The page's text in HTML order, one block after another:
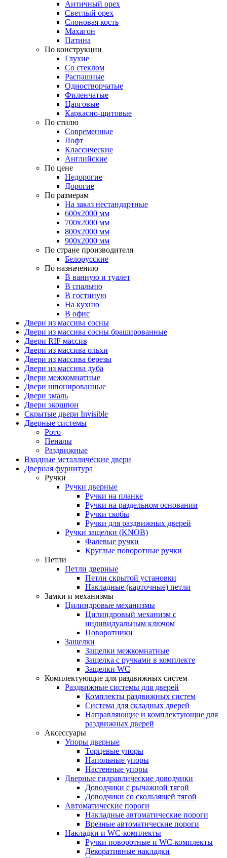
Античный орех
Светлый орех
Слоновая кость
Махагон
Патина
По конструкции
Глухие
Со стеклом
Распашные
Одностворчатые
Филенчатые
Царговые
Каркасно-щитовые
По стилю
Современные
Лофт
Классические
Английские
По цене
Недорогие
Дорогие
По размерам
На заказ нестандартные
600х2000 мм
700х2000 мм
800х2000 мм
900х2000 мм
По стране производителя
Белорусские
По назначению
В ванную и туалет
В спальню
В гостиную
На кухню
В офис
Двери из массива сосны
Двери из массива сосны брашированные
Двери RIF массив
Двери из массива ольхи
Двери из массива березы
Двери из массива дуба
Двери межкомнатные
Двери шпонированные
Двери эмаль
Двери экошпон
Скрытые двери Invisible
Дверные системы
Рото
Пеналы
Раздвижные
Входные металлические двери
Дверная фурнитура
Ручки
Ручки дверные
Ручки на планке
Ручки на раздельном основании
Ручки скобы
Ручки для раздвижных дверей
Ручки защелки (KNOB)
Фалевые ручки
Круглые поворотные ручки
Петли
Петли дверные
Петли скрытой установки
Накладные (карточные) петли
Замки и механизмы
Цилиндровые механизмы
Цилиндровый механизм с
индивидуальным ключом
Поворотники
Защелки
Защелки межкомнатные
Защелка с ручками в комплекте
Защелки WC
Комплектующие для раздвижных систем
Раздвижные системы для дверей
Комплекты раздвижных систем
Система для складных дверей
Направляющие и комплектующие для
раздвижных дверей
Аксессуары
Упоры дверные
Торцевые упоры
Напольные упоры
Настенные упоры
Дверные гидравлические доводчики
Доводчики с рычажной тягой
Доводчики со скользящей тягой
Автоматические пороги
Накладные автоматические пороги
Врезные автоматические пороги
Накладки и WC-комплекты
Ручки поворотные и WC-комплекты
Декоративные накладки